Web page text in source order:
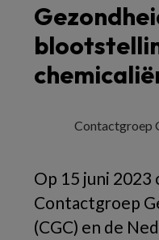
Contactgroep
Op 15 juni 2023
Contactgroep
(CGC) en de